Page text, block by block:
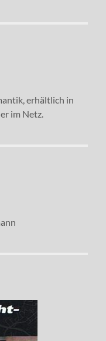
erhältlich in
im Netz.